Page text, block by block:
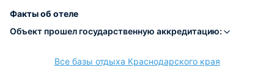
расчёт
Факты об отеле
Объект прошел государственную аккредитацию:
Все базы отдыха Краснодарского края